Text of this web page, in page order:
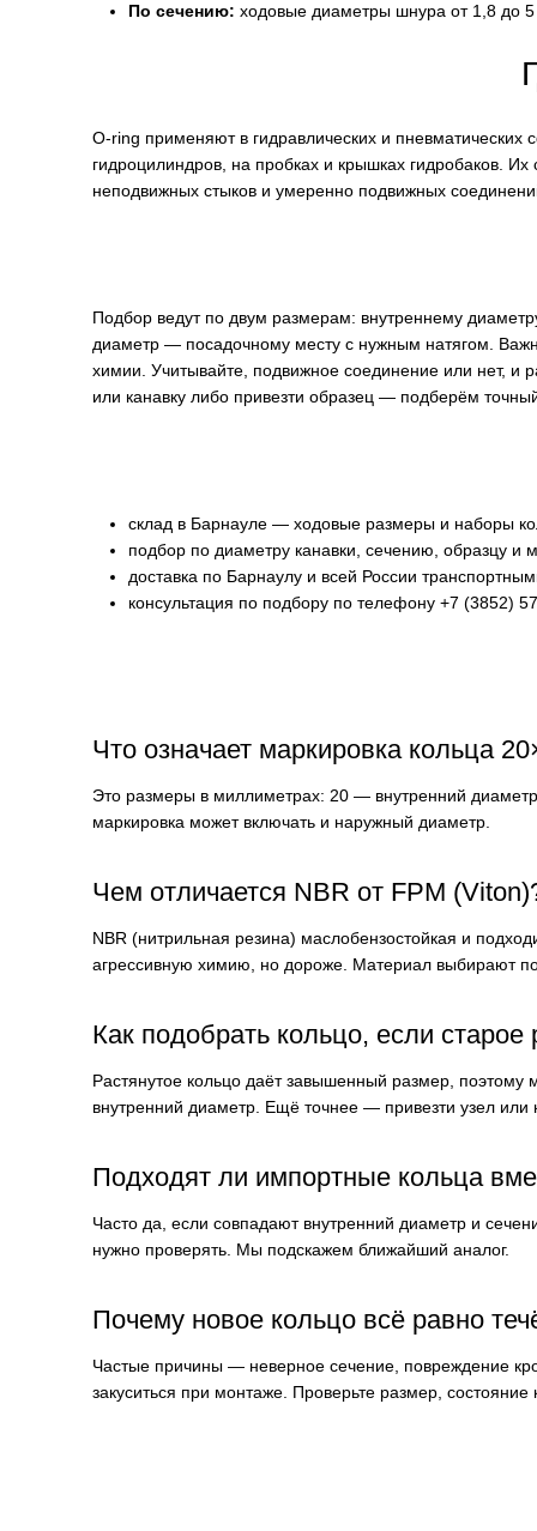
По сечению: ходовые диаметры шнура от 1,8 до
O-ring применяют в гидравлических и пневматических
гидроцилиндров, на пробках и крышках гидробаков.
неподвижных стыков и умеренно подвижных
Подбор ведут по двум размерам: внутреннему
диаметр — посадочному месту с нужным натягом.
химии. Учитывайте, подвижное соединение или нет, и
или канавку либо привезти образец — подберём
склад в Барнауле — ходовые размеры и наборы
подбор по диаметру канавки, сечению, образцу и
доставка по Барнаулу и всей России
консультация по подбору по телефону +7 (3852)
Что означает маркировка кольца
Это размеры в миллиметрах: 20 — внутренний
маркировка может включать и наружный диаметр.
Чем отличается NBR от FPM
NBR (нитрильная резина) маслобензостойкая и
агрессивную химию, но дороже. Материал выбирают по
Как подобрать кольцо, если старое
Растянутое кольцо даёт завышенный размер,
внутренний диаметр. Ещё точнее — привезти узел или
Подходят ли импортные кольца
Часто да, если совпадают внутренний диаметр и
нужно проверять. Мы подскажем ближайший аналог.
Почему новое кольцо всё равно
Частые причины — неверное сечение, повреждение
закуситься при монтаже. Проверьте размер,